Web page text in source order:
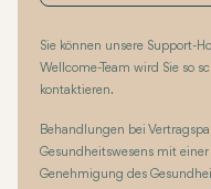
Sie können unsere Support-
Wellcome-Team wird Sie so
kontaktieren.
Behandlungen bei
Gesundheitswesens mit
Genehmigung des